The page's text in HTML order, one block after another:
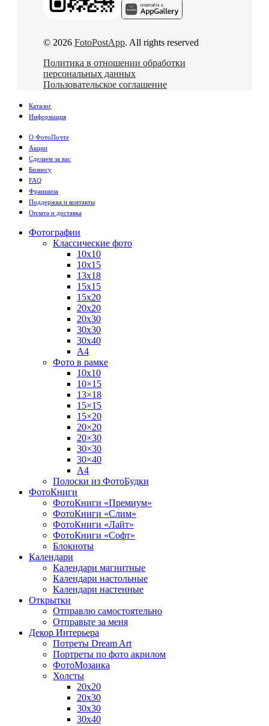
© 2026 FotoPostApp. All rights reserved
Политика в отношении обработки
персональных данных
Пользовательское соглашение
Каталог
Информация
О ФотоПочте
Акции
Сделаем за вас
Бизнесу
FAQ
Франшиза
Поддержка и контакты
Оплата и доставка
Фотографии
Классические фото
10х10
10х15
13х18
15х15
15х20
20х20
20х30
30х30
30х40
А4
Фото в рамке
10х10
10×15
13×18
15×15
15×20
20×20
20×30
30×30
30×40
A4
Полоски из ФотоБудки
ФотоКниги
ФотоКниги «Премиум»
ФотоКниги «Слим»
ФотоКниги «Лайт»
ФотоКниги «Софт»
Блокноты
Календари
Календари магнитные
Календари настольные
Календари настенные
Открытки
Отправлю самостоятельно
Отправьте за меня
Декор Интерьера
Потреты Dream Art
Портреты по фото акрилом
ФотоМозаика
Холсты
20х20
20х30
30х30
30х40